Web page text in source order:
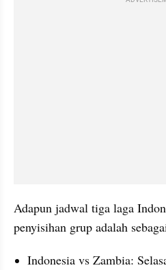
Adapun jadwal tiga laga
penyisihan grup adalah
Indonesia vs Zambia: